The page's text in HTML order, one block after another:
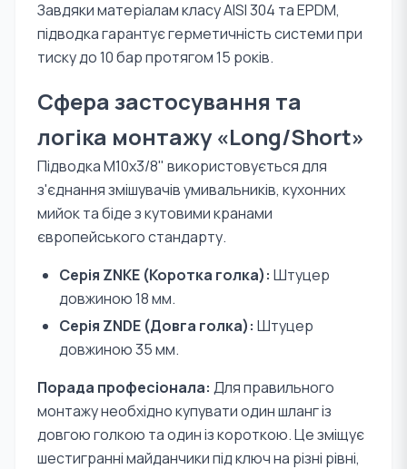
Завдяки матеріалам класу AISI 304 та EPDM,
підводка гарантує герметичність системи при
тиску до 10 бар протягом 15 років.
Сфера застосування та
логіка монтажу «Long/Short»
Підводка M10х3/8" використовується для
з'єднання змішувачів умивальників, кухонних
мийок та біде з кутовими кранами
європейського стандарту.
Серія ZNKE (Коротка голка): Штуцер
довжиною 18 мм.
Серія ZNDE (Довга голка): Штуцер
довжиною 35 мм.
Порада професіонала: Для правильного
монтажу необхідно купувати один шланг із
довгою голкою та один із короткою. Це зміщує
шестигранні майданчики під ключ на різні рівні,